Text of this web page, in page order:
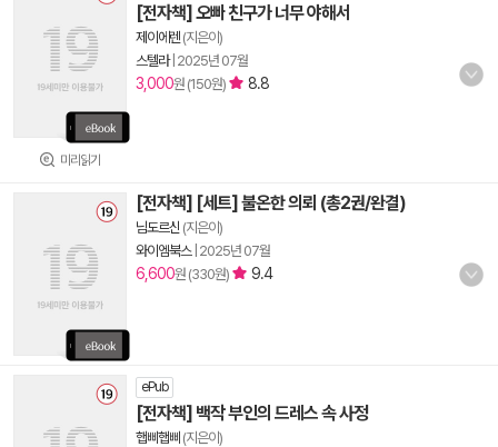
미리읽기
[전자책] 오빠 친구가 너무 야해서
제이에렌 (지은이)
스텔라| 2025년 07월
3,000원 (150원) 8.8
[전자책] [세트] 불온한 의뢰 (총2권/완결)
님도르신 (지은이)
와이엠북스| 2025년 07월
6,600원 (330원) 9.4
ePub
[전자책] 백작 부인의 드레스 속 사정
햅삐햅삐 (지은이)